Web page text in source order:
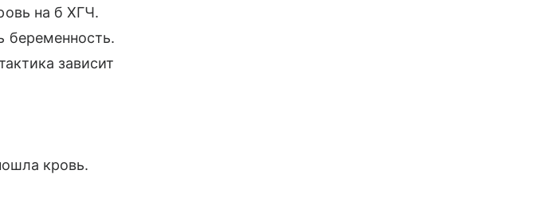
на б ХГЧ.
беременность.
зависит
кровь.